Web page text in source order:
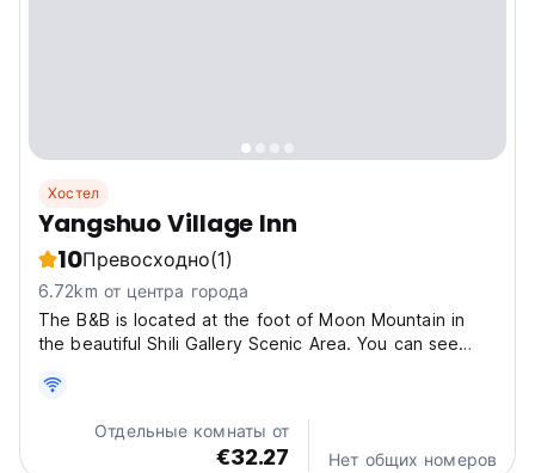
Хостел
Yangshuo Village Inn
10Превосходно(1)
6.72km от центра города
The B&B is located at the foot of Moon Mountain in
the beautiful Shili Gallery Scenic Area. You can see
Yulong River, Jinshuiyan, Julongtan, Big Banyan and
other scenic spots. It is surrounded by charming
scenery...Отдельные комнаты от
€32.27 Нет общих номеров